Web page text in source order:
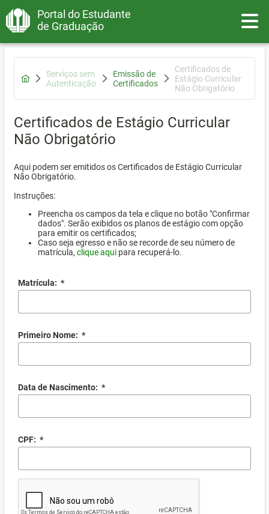
Portal do Estudante
de Graduação
Serviços sem
Autenticação
Emissão de
Certificados
Certificados de
Estágio Curricular
Não Obrigatório
Certificados de Estágio Curricular
Não Obrigatório
Aqui podem ser emitidos os Certificados de Estágio Curricular
Não Obrigatório.
Instruções:
Preencha os campos da tela e clique no botão "Confirmar
dados". Serão exibidos os planos de estágio com opção
para emitir os certificados;
Caso seja egresso e não se recorde de seu número de
matrícula, clique aqui para recuperá-lo.
Matrícula: *
Primeiro Nome: *
Data de Nascimento: *
CPF: *